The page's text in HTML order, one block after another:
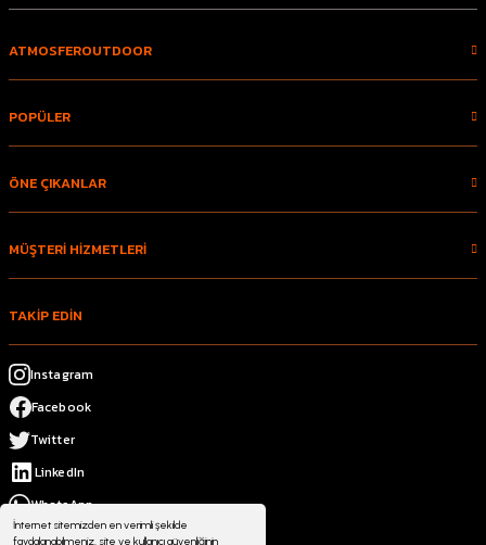
İnternet sitemizden en verimli şekilde
faydalanabilmeniz, site ve kullanıcı güvenliğinin
ATMOSFEROUTDOOR
POPÜLER
ÖNE ÇIKANLAR
MÜŞTERİ HİZMETLERİ
TAKİP EDİN
Instagram
Facebook
Twitter
LinkedIn
WhatsApp